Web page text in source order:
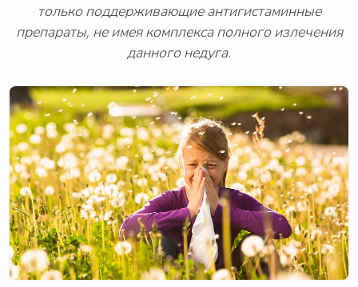
только поддерживающие антигистаминные
препараты, не имея комплекса полного излечения
данного недуга.